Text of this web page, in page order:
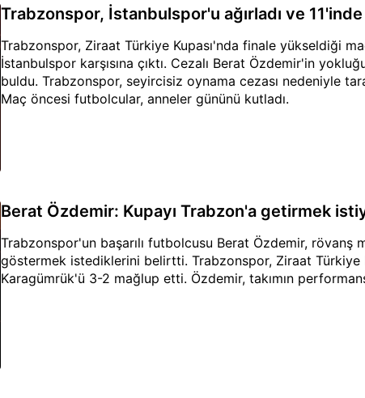
Trabzonspor, İstanbulspor'u ağırladı ve
Trabzonspor, Ziraat Türkiye Kupası'nda finale yükseldiği
İstanbulspor karşısına çıktı. Cezalı Berat Özdemir'in
buldu. Trabzonspor, seyircisiz oynama cezası nedeniyle
Maç öncesi futbolcular, anneler gününü kutladı.
Berat Özdemir: Kupayı Trabzon'a getirmek
Trabzonspor'un başarılı futbolcusu Berat Özdemir, rövanş
göstermek istediklerini belirtti. Trabzonspor, Ziraat Türkiye
Karagümrük'ü 3-2 mağlup etti. Özdemir, takımın